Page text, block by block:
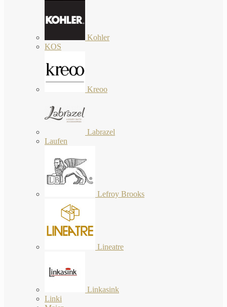
Kohler
KOS
Kreoo
Labrazel
Laufen
Lefroy Brooks
Lineatre
Linkasink
Linki